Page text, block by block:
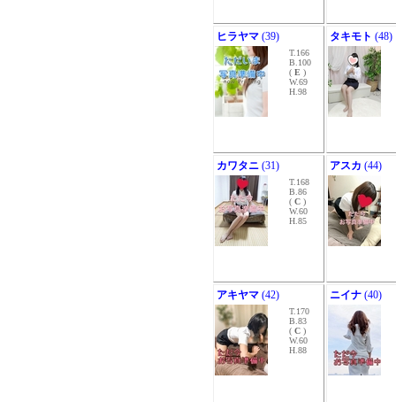
ヒラヤマ (39)
T.166
B.100
( E )
W.69
H.98
タキモト (48)
カワタニ (31)
T.168
B.86
( C )
W.60
H.85
アスカ (44)
アキヤマ (42)
T.170
B.83
( C )
W.60
H.88
ニイナ (40)